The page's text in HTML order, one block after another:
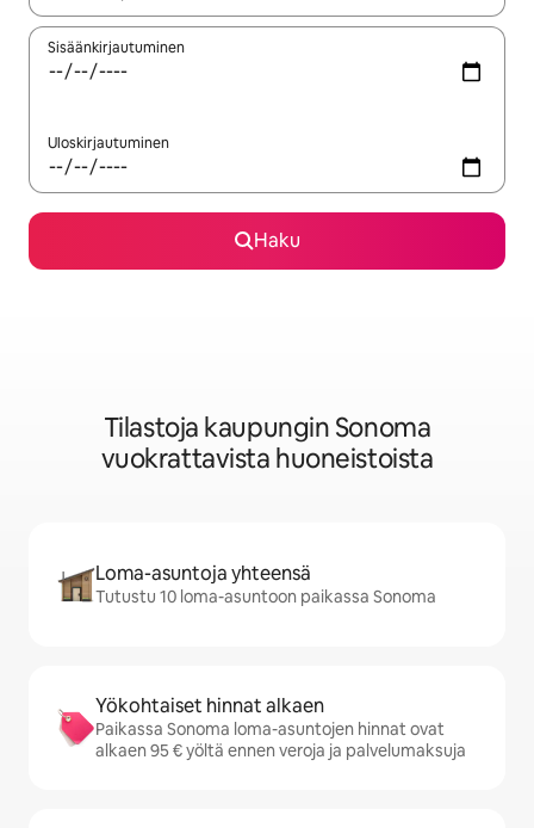
Sisäänkirjautuminen
Uloskirjautuminen
Haku
Tilastoja kaupungin Sonoma
vuokrattavista huoneistoista
Loma-asuntoja yhteensä
Tutustu 10 loma-asuntoon paikassa Sonoma
Yökohtaiset hinnat alkaen
Paikassa Sonoma loma-asuntojen hinnat ovat
alkaen 95 € yöltä ennen veroja ja palvelumaksuja